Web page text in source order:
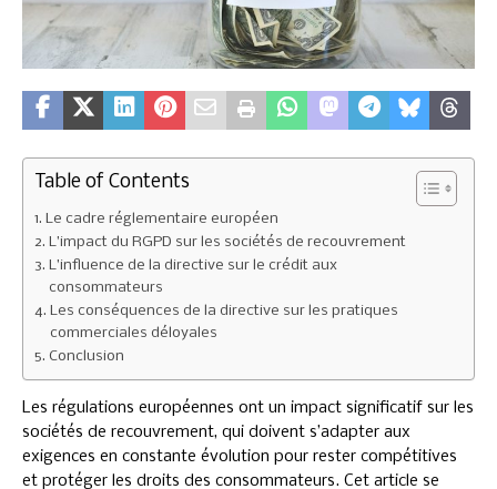
Table of Contents
Le cadre réglementaire européen
L’impact du RGPD sur les sociétés de recouvrement
L’influence de la directive sur le crédit aux
consommateurs
Les conséquences de la directive sur les pratiques
commerciales déloyales
Conclusion
Les régulations européennes ont un impact significatif sur les
sociétés de recouvrement, qui doivent s’adapter aux
exigences en constante évolution pour rester compétitives
et protéger les droits des consommateurs. Cet article se